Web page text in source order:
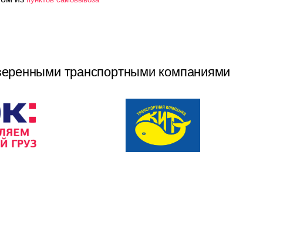
транспортными компаниями